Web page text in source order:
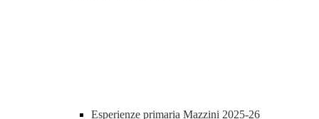
Esperienze primaria Mazzini 2025-26